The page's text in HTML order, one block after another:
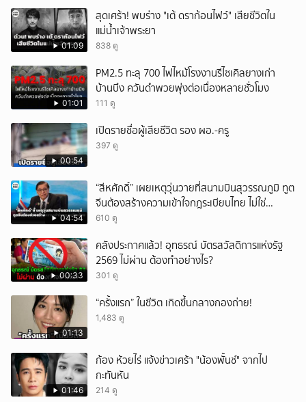
01:09
สุดเศร้า! พบร่าง "เต้ ดราก้อนไฟว์" เสียชีวิตใน
แม่น้ำเจ้าพระยา
838 ดู
01:01
PM2.5 ทะลุ 700 ไฟไหม้โรงงานรีไซเคิลยางเก่า
บ้านบึง ควันดำพวยพุ่งต่อเนื่องหลายชั่วโมง
111 ดู
00:54
เปิดรายชื่อผู้เสียชีวิต รอง ผอ.-ครู
397 ดู
04:54
“สีหศักดิ์” เผยเหตุวุ่นวายที่สนามบินสุวรรณภูมิ ทูต
จีนต้องสร้างความเข้าใจกฎระเบียบไทย ไม่ใช่
ปกป้องฝ่ายจีนเพียงอย่างเดียว
610 ดู
00:33
คลังประกาศแล้ว! อุทธรณ์ บัตรสวัสดิการแห่งรัฐ
2569 ไม่ผ่าน ต้องทำอย่างไร?
301 ดู
01:13
“ครั้งแรก” ในชีวิต เกิดขึ้นกลางกองถ่าย!
1,483 ดู
01:46
ก้อง ห้วยไร่ แจ้งข่าวเศร้า "น้องพั้นช์" จากไป
กะทันหัน
214 ดู